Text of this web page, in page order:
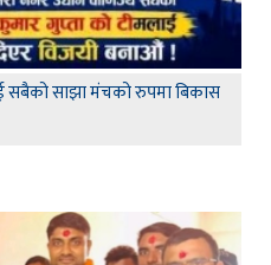
सबैको साझा मंचको रुपमा बिकास